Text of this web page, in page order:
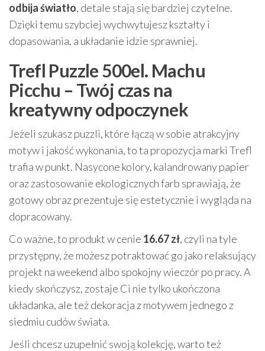
odbija światło, detale stają się bardziej czytelne.
Dzięki temu szybciej wychwytujesz kształty i
dopasowania, a układanie idzie sprawniej.
Trefl Puzzle 500el. Machu
Picchu – Twój czas na
kreatywny odpoczynek
Jeżeli szukasz puzzli, które łączą w sobie atrakcyjny
motyw i jakość wykonania, to ta propozycja marki Trefl
trafia w punkt. Nasycone kolory, kalandrowany papier
oraz zastosowanie ekologicznych farb sprawiają, że
gotowy obraz prezentuje się estetycznie i wygląda na
dopracowany.
Co ważne, to produkt w cenie 16.67 zł, czyli na tyle
przystępny, że możesz potraktować go jako relaksujący
projekt na weekend albo spokojny wieczór po pracy. A
kiedy skończysz, zostaje Ci nie tylko ukończona
układanka, ale też dekoracja z motywem jednego z
siedmiu cudów świata.
Jeśli chcesz uzupełnić swoją kolekcję, warto też